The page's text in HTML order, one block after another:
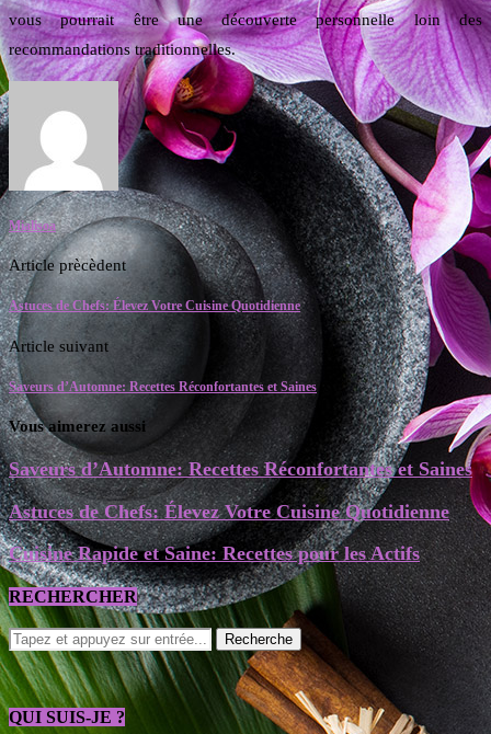
vous pourrait être une découverte personnelle loin des
recommandations traditionnelles.
Mialisoa
Article prècèdent
Astuces de Chefs: Élevez Votre Cuisine Quotidienne
Article suivant
Saveurs d’Automne: Recettes Réconfortantes et Saines
Vous aimerez aussi
Saveurs d’Automne: Recettes Réconfortantes et Saines
Astuces de Chefs: Élevez Votre Cuisine Quotidienne
Cuisine Rapide et Saine: Recettes pour les Actifs
RECHERCHER
QUI SUIS-JE ?